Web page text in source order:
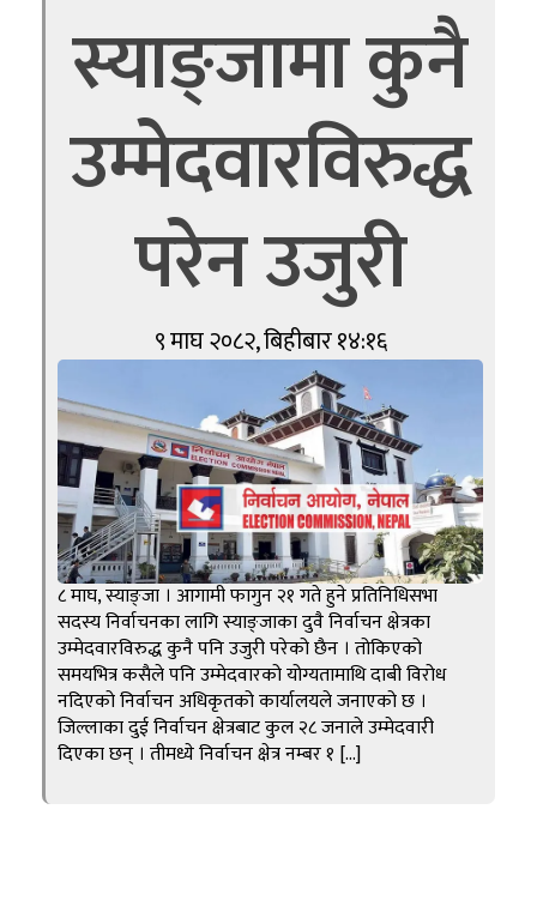
स्याङ्जामा कुनै
उम्मेदवारविरुद्ध
परेन उजुरी
९ माघ २०८२, बिहीबार १४:१६
८ माघ, स्याङ्जा । आगामी फागुन २१ गते हुने प्रतिनिधिसभा
सदस्य निर्वाचनका लागि स्याङ्जाका दुवै निर्वाचन क्षेत्रका
उम्मेदवारविरुद्ध कुनै पनि उजुरी परेको छैन । तोकिएको
समयभित्र कसैले पनि उम्मेदवारको योग्यतामाथि दाबी विरोध
नदिएको निर्वाचन अधिकृतको कार्यालयले जनाएको छ ।
जिल्लाका दुई निर्वाचन क्षेत्रबाट कुल २८ जनाले उम्मेदवारी
दिएका छन् । तीमध्ये निर्वाचन क्षेत्र नम्बर १ […]